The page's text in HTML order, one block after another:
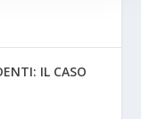
IL CASO